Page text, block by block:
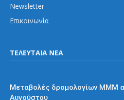
Newsletter
Επικοινωνία
ΤΕΛΕΥΤΑΙΑ ΝΕΑ
Μεταβολές δρομολογίων ΜΜΜ
Αυγούστου